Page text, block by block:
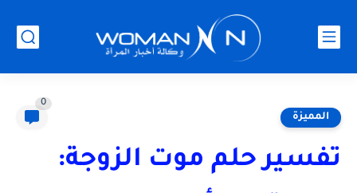
المميزة
0
تفسير حلم موت الزوجة: